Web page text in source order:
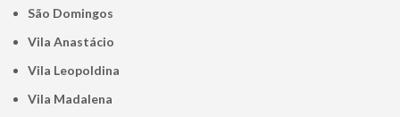
São Domingos
Vila Anastácio
Vila Leopoldina
Vila Madalena